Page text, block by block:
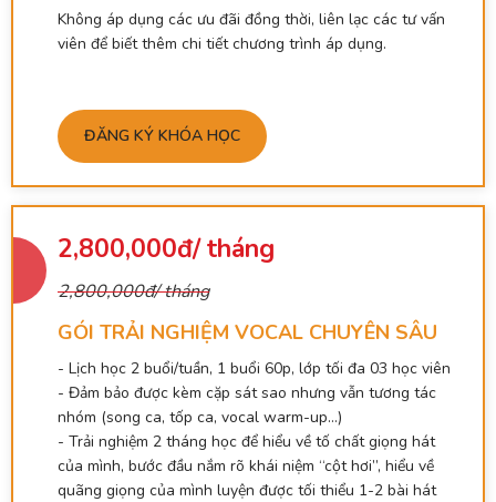
Không áp dụng các ưu đãi đồng thời, liên lạc các tư vấn
viên để biết thêm chi tiết chương trình áp dụng.
ĐĂNG KÝ KHÓA HỌC
2,800,000đ/ tháng
2,800,000đ/ tháng
GÓI TRẢI NGHIỆM VOCAL CHUYÊN SÂU
- Lịch học 2 buổi/tuần, 1 buổi 60p, lớp tối đa 03 học viên
- Đảm bảo được kèm cặp sát sao nhưng vẫn tương tác
nhóm (song ca, tốp ca, vocal warm-up…)
- Trải nghiệm 2 tháng học để hiểu về tố chất giọng hát
của mình, bước đầu nắm rõ khái niệm “cột hơi”, hiểu về
quãng giọng của mình luyện được tối thiểu 1-2 bài hát